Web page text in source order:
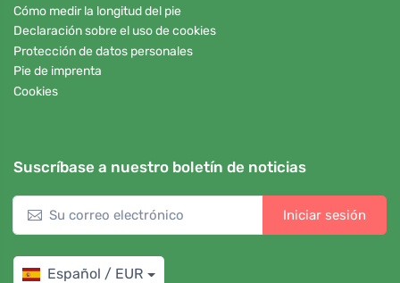
Cómo medir la longitud del pie
Declaración sobre el uso de cookies
Protección de datos personales
Pie de imprenta
Cookies
Suscríbase a nuestro boletín de noticias
Iniciar sesión
Español / EUR